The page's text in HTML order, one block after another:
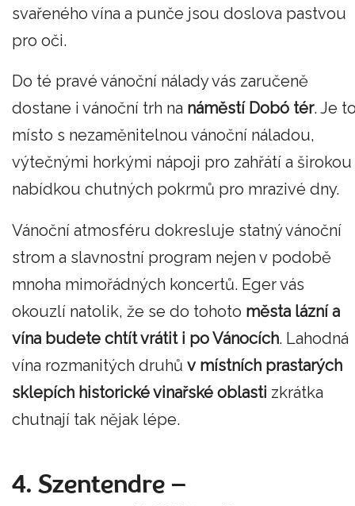
svařeného vína a punče jsou doslova pastvou
pro oči.
Do té pravé vánoční nálady vás zaručeně
dostane i vánoční trh na náměstí Dobó tér. Je
místo s nezaměnitelnou vánoční náladou,
výtečnými horkými nápoji pro zahřátí a širokou
nabídkou chutných pokrmů pro mrazivé dny.
Vánoční atmosféru dokresluje statný vánoční
strom a slavnostní program nejen v podobě
mnoha mimořádných koncertů. Eger vás
okouzlí natolik, že se do tohoto města lázní a
vína budete chtít vrátit i po Vánocích. Lahodná
vína rozmanitých druhů v místních prastarých
sklepích historické vinařské oblasti zkrátka
chutnají tak nějak lépe.
4. Szentendre –